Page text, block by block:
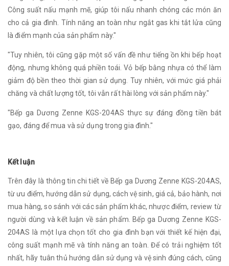
Công suất nấu mạnh mẽ, giúp tôi nấu nhanh chóng các món ăn
cho cả gia đình. Tính năng an toàn như ngắt gas khi tắt lửa cũng
là điểm mạnh của sản phẩm này."
"Tuy nhiên, tôi cũng gặp một số vấn đề như tiếng ồn khi bếp hoạt
động, nhưng không quá phiền toái. Vỏ bếp bằng nhựa có thể làm
giảm độ bền theo thời gian sử dụng. Tuy nhiên, với mức giá phải
chăng và chất lượng tốt, tôi vẫn rất hài lòng với sản phẩm này."
"Bếp ga Dương Zenne KGS-204AS thực sự đáng đồng tiền bát
gạo, đáng để mua và sử dụng trong gia đình."
Kết luận
Trên đây là thông tin chi tiết về Bếp ga Dương Zenne KGS-204AS,
từ ưu điểm, hướng dẫn sử dụng, cách vệ sinh, giá cả, bảo hành, nơi
mua hàng, so sánh với các sản phẩm khác, nhược điểm, review từ
người dùng và kết luận về sản phẩm. Bếp ga Dương Zenne KGS-
204AS là một lựa chọn tốt cho gia đình bạn với thiết kế hiện đại,
công suất mạnh mẽ và tính năng an toàn. Để có trải nghiệm tốt
nhất, hãy tuân thủ hướng dẫn sử dụng và vệ sinh đúng cách, cũng